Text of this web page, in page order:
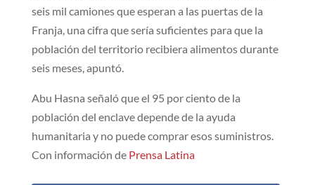
seis mil camiones que esperan a las puertas de la
Franja, una cifra que sería suficientes para que la
población del territorio recibiera alimentos durante
seis meses, apuntó.
Abu Hasna señaló que el 95 por ciento de la
población del enclave depende de la ayuda
humanitaria y no puede comprar esos suministros.
Con información dePrensa Latina